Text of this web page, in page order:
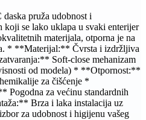
pruža udobnost i
koji se lako uklapa u svaki enterijer
materijala, otporna je na
* **Materijal:** Čvrsta i izdržljiva
Soft-close mehanizam
od modela) * **Otpornost:**
za čišćenje *
Pogodna za većinu standardnih
Brza i laka instalacija uz
za udobnost i higijenu vašeg